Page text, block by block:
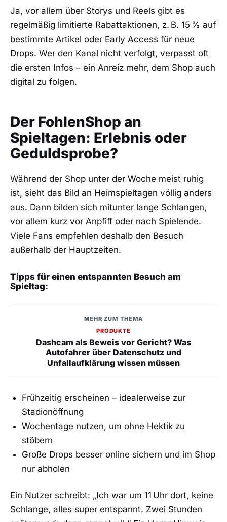
Ja, vor allem über Storys und Reels gibt es
regelmäßig limitierte Rabattaktionen, z. B. 15 % auf
bestimmte Artikel oder Early Access für neue
Drops. Wer den Kanal nicht verfolgt, verpasst oft
die ersten Infos – ein Anreiz mehr, dem Shop auch
digital zu folgen.
Der FohlenShop an
Spieltagen: Erlebnis oder
Geduldsprobe?
Während der Shop unter der Woche meist ruhig
ist, sieht das Bild an Heimspieltagen völlig anders
aus. Dann bilden sich mitunter lange Schlangen,
vor allem kurz vor Anpfiff oder nach Spielende.
Viele Fans empfehlen deshalb den Besuch
außerhalb der Hauptzeiten.
Tipps für einen entspannten Besuch am
Spieltag:
MEHR ZUM THEMA
PRODUKTE
Dashcam als Beweis vor Gericht? Was
Autofahrer über Datenschutz und
Unfallaufklärung wissen müssen
Frühzeitig erscheinen – idealerweise zur
Stadionöffnung
Wochentage nutzen, um ohne Hektik zu
stöbern
Große Drops besser online sichern und im Shop
nur abholen
Ein Nutzer schreibt: „Ich war um 11 Uhr dort, keine
Schlange, alles super entspannt. Zwei Stunden